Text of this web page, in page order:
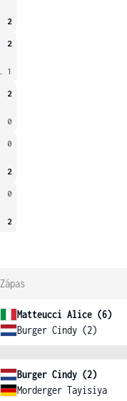
2
2
1
2
0
0
2
0
2
Zápas
Matteucci Alice (6)
Burger Cindy (2)
Burger Cindy (2)
Morderger Tayisiya